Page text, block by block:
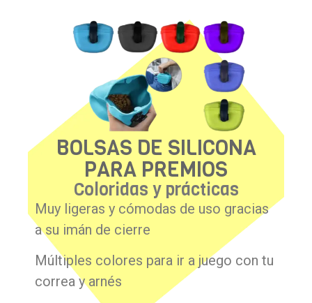
BOLSAS DE SILICONA
PARA PREMIOS
Coloridas y prácticas
Muy ligeras y cómodas de uso gracias
a su imán de cierre
Múltiples colores para ir a juego con tu
correa y arnés